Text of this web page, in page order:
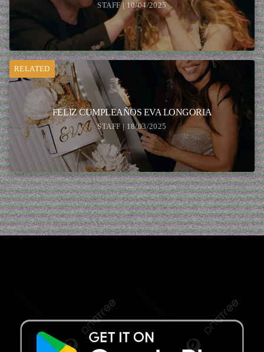
STAFF | 10/04/2025
RELATED
FELIZ CUMPLEAÑOS EVA LONGORIA
STAFF | 18/03/2025